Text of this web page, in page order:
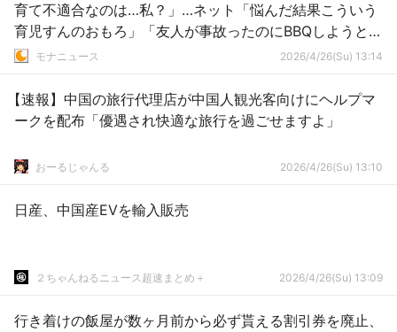
育て不適合なのは…私？」…ネット「悩んだ結果こういう
育児すんのおもろ」「友人が事故ったのにBBQしようと思
う感性だからなぁ
モナニュース 2026/4/26(Su) 13:14
【速報】中国の旅行代理店が中国人観光客向けにヘルプマ
ークを配布「優遇され快適な旅行を過ごせますよ」
おーるじゃんる 2026/4/26(Su) 13:10
日産、中国産EVを輸入販売
２ちゃんねるニュース超速まとめ＋ 2026/4/26(Su) 13:09
行き着けの飯屋が数ヶ月前から必ず貰える割引券を廃止、